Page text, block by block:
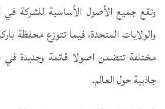
وتقع جميع الأصول الأساسية للشركة
والولايات المتحدة، فيما تتوزع محفظة
مختلفة تتضمن اصولا قائمة وجديدة في
جاذبية حول العالم.